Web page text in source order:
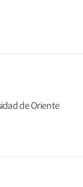
de Oriente